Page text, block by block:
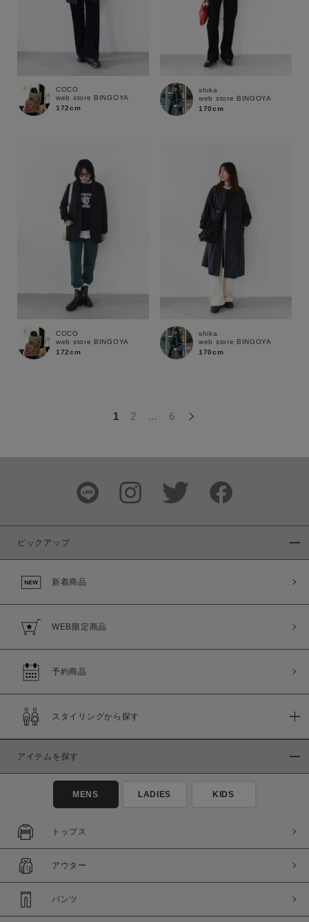
この条件で絞り込む
COCO
web store BINGOYA
172cm
shika
web store BINGOYA
170cm
COCO
web store BINGOYA
172cm
shika
web store BINGOYA
170cm
1 2 … 6
ピックアップ
新着商品
WEB限定商品
予約商品
スタイリングから探す
アイテムを探す
MENS LADIES KIDS
トップス
アウター
パンツ